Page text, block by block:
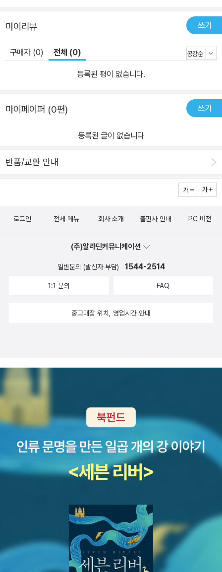
마이리뷰 쓰기
구매자 (0) 전체 (0)
등록된 평이 없습니다.
마이페이퍼 (0편) 쓰기
등록된 글이 없습니다
반품/교환 안내
로그인 전체 메뉴 회사 소개 출판사 안내 PC 버전
(주)알라딘커뮤니케이션
일반문의 (발신자 부담) 1544-2514
1:1 문의 FAQ
중고매장 위치, 영업시간 안내